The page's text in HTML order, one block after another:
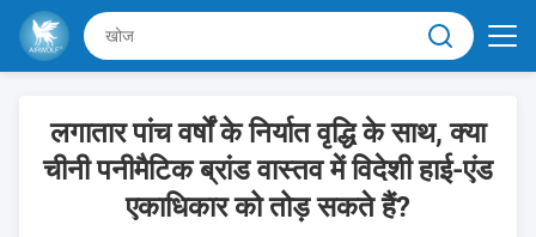
लगातार पांच वर्षों के निर्यात वृद्धि के साथ, क्या
चीनी पनीमैटिक ब्रांड वास्तव में विदेशी हाई-एंड
एकाधिकार को तोड़ सकते हैं?